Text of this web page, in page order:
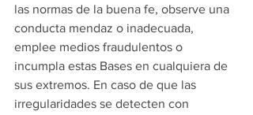
las normas de la buena fe, observe una
conducta mendaz o inadecuada,
emplee medios fraudulentos o
incumpla estas Bases en cualquiera de
sus extremos. En caso de que las
irregularidades se detecten con